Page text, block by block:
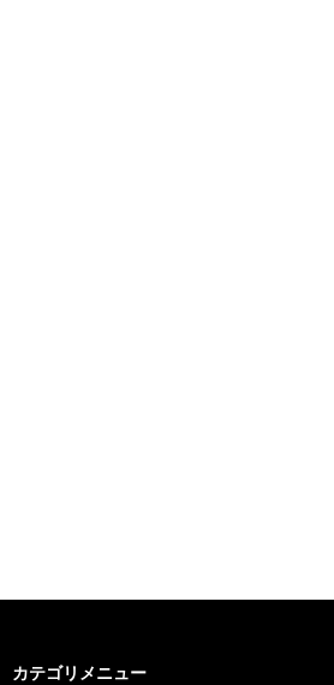
カテゴリメニュー